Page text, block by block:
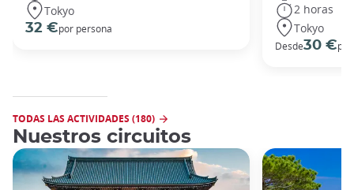
Tokyo
32 €por persona
2 horas
Tokyo
Desde30 €
TODAS LAS ACTIVIDADES (180)
Nuestros circuitos